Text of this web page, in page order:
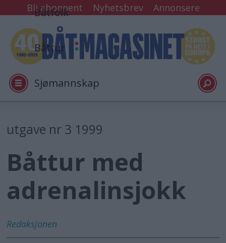
Bli abonnent Nyhetsbrev Annonsere
Båtfolk
Båttur
Sjømannskap
Arkiv
Video
utgave nr 3 1999
Båttur med
adrenalinsjokk
Redaksjonen